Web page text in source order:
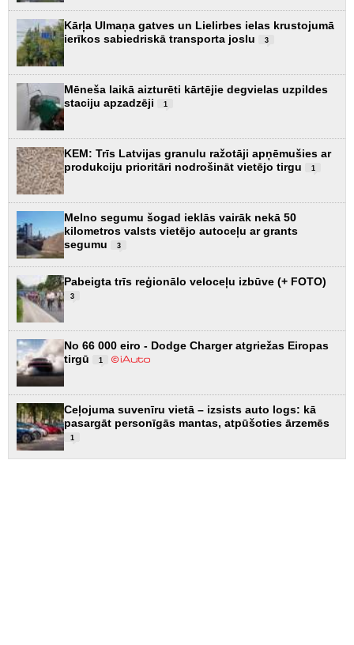
Kārļa Ulmaņa gatves un Lielirbes ielas krustojumā
ierīkos sabiedriskā transporta joslu
3
Mēneša laikā aizturēti kārtējie degvielas uzpildes
staciju apzadzēji
1
KEM: Trīs Latvijas granulu ražotāji apņēmušies ar
produkciju prioritāri nodrošināt vietējo tirgu
1
Melno segumu šogad ieklās vairāk nekā 50
kilometros valsts vietējo autoceļu ar grants
segumu
3
Pabeigta trīs reģionālo veloceļu izbūve (+ FOTO)
3
No 66 000 eiro - Dodge Charger atgriežas Eiropas
tirgū
1
Ceļojuma suvenīru vietā – izsists auto logs: kā
pasargāt personīgās mantas, atpūšoties ārzemēs
1